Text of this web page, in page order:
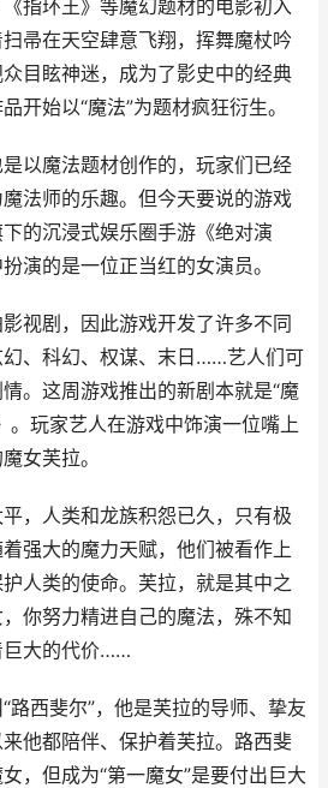
指环王》等魔幻题材的电影初入
帚在天空肆意飞翔，挥舞魔杖吟
目眩神迷，成为了影史中的经典
开始以“魔法”为题材疯狂衍生。
以魔法题材创作的，玩家们已经
法师的乐趣。但今天要说的游戏
的沉浸式娱乐圈手游《绝对演
演的是一位正当红的女演员。
视剧，因此游戏开发了许多不同
、科幻、权谋、末日……艺人们可
。这周游戏推出的新剧本就是“魔
。玩家艺人在游戏中饰演一位嘴上
女芙拉。
，人类和龙族积怨已久，只有极
强大的魔力天赋，他们被看作上
人类的使命。芙拉，就是其中之
你努力精进自己的魔法，殊不知
巨大的代价……
路西斐尔”，他是芙拉的导师、挚友
他都陪伴、保护着芙拉。路西斐
，但成为“第一魔女”是要付出巨大